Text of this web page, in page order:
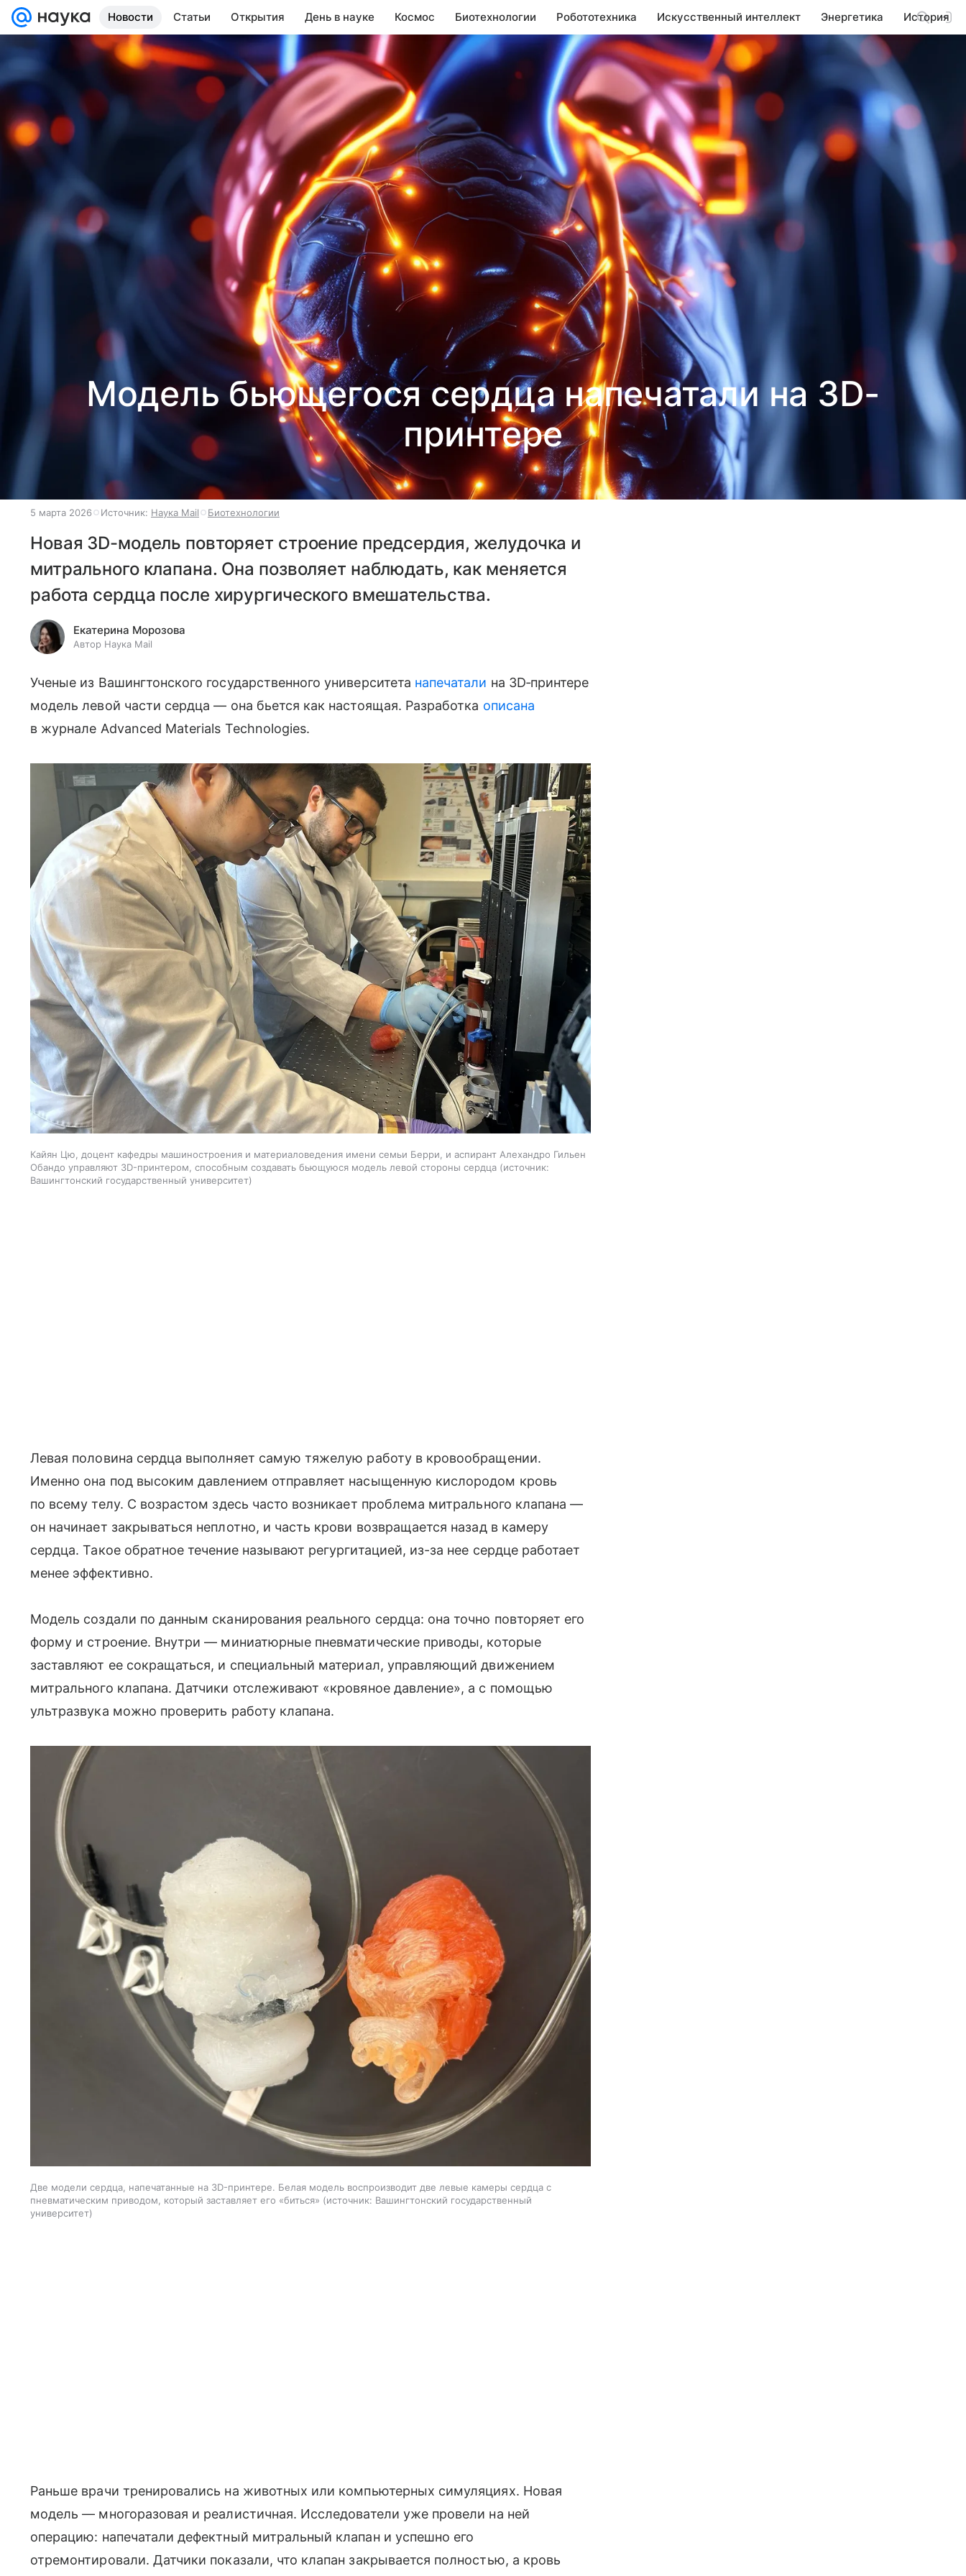
Новости Статьи Открытия День в науке Космос Биотехнологии Робототехника Искусственный интеллект Энергетика История
Модель бьющегося сердца напечатали на 3D-
принтере
5 марта 2026 Источник: Наука Mail Биотехнологии
Новая 3D-модель повторяет строение предсердия, желудочка и
митрального клапана. Она позволяет наблюдать, как меняется
работа сердца после хирургического вмешательства.
Екатерина Морозова
Автор Наука Mail
Ученые из Вашингтонского государственного университета напечатали на 3D‑принтере
модель левой части сердца — она бьется как настоящая. Разработка описана
в журнале Advanced Materials Technologies.
Кайян Цю, доцент кафедры машиностроения и материаловедения имени семьи Берри, и аспирант Алехандро Гильен
Обандо управляют 3D-принтером, способным создавать бьющуюся модель левой стороны сердца
источник:
Вашингтонский государственный университет
Левая половина сердца выполняет самую тяжелую работу в кровообращении.
Именно она под высоким давлением отправляет насыщенную кислородом кровь
по всему телу. С возрастом здесь часто возникает проблема митрального клапана —
он начинает закрываться неплотно, и часть крови возвращается назад в камеру
сердца. Такое обратное течение называют регургитацией, из-за нее сердце работает
менее эффективно.
Модель создали по данным сканирования реального сердца: она точно повторяет его
форму и строение. Внутри — миниатюрные пневматические приводы, которые
заставляют ее сокращаться, и специальный материал, управляющий движением
митрального клапана. Датчики отслеживают «кровяное давление», а с помощью
ультразвука можно проверить работу клапана.
Две модели сердца, напечатанные на 3D-принтере. Белая модель воспроизводит две левые камеры сердца с
пневматическим приводом, который заставляет его «биться»
источник: Вашингтонский государственный
университет
Раньше врачи тренировались на животных или компьютерных симуляциях. Новая
модель — многоразовая и реалистичная. Исследователи уже провели на ней
операцию: напечатали дефектный митральный клапан и успешно его
отремонтировали. Датчики показали, что клапан закрывается полностью, а кровь